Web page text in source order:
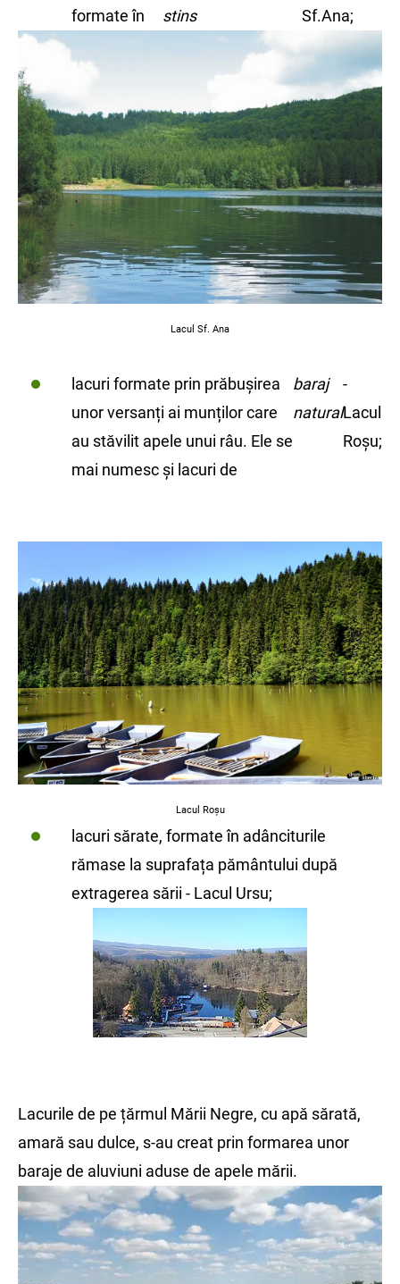
formate în stins Sf.Ana;
Lacul Sf. Ana
lacuri formate prin prăbușirea
unor versanți ai munților care
au stăvilit apele unui râu. Ele se
mai numesc și lacuri de
baraj
natural
-
Lacul
Roșu;
Lacul Roșu
lacuri sărate, formate în adânciturile
rămase la suprafața pământului după
extragerea sării - Lacul Ursu;
Lacurile de pe țărmul Mării Negre, cu apă sărată,
amară sau dulce, s-au creat prin formarea unor
baraje de aluviuni aduse de apele mării.